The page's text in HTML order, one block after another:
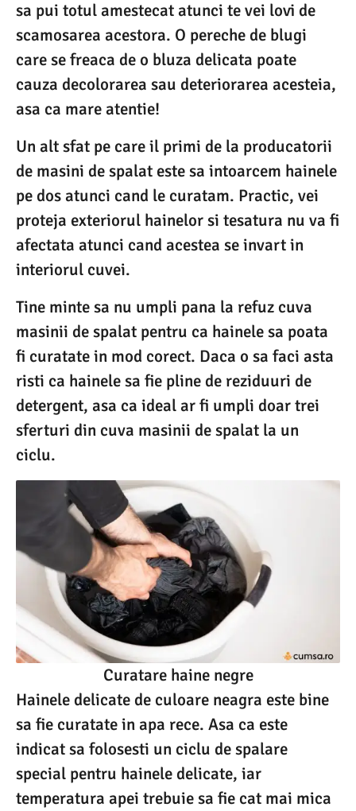
sa pui totul amestecat atunci te vei lovi de
scamosarea acestora. O pereche de blugi
care se freaca de o bluza delicata poate
cauza decolorarea sau deteriorarea acesteia,
asa ca mare atentie!
Un alt sfat pe care il primi de la producatorii
de masini de spalat este sa intoarcem hainele
pe dos atunci cand le curatam. Practic, vei
proteja exteriorul hainelor si tesatura nu va fi
afectata atunci cand acestea se invart in
interiorul cuvei.
Tine minte sa nu umpli pana la refuz cuva
masinii de spalat pentru ca hainele sa poata
fi curatate in mod corect. Daca o sa faci asta
risti ca hainele sa fie pline de reziduuri de
detergent, asa ca ideal ar fi umpli doar trei
sferturi din cuva masinii de spalat la un
ciclu.
Curatare haine negre
Hainele delicate de culoare neagra este bine
sa fie curatate in apa rece. Asa ca este
indicat sa folosesti un ciclu de spalare
special pentru hainele delicate, iar
temperatura apei trebuie sa fie cat mai mica